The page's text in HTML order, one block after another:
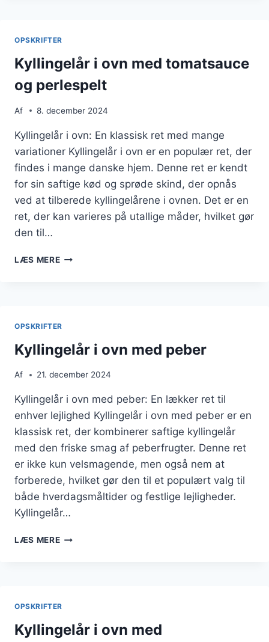
OPSKRIFTER
Kyllingelår i ovn med tomatsauce
og perlespelt
Af 8. december 2024
Kyllingelår i ovn: En klassisk ret med mange
variationer Kyllingelår i ovn er en populær ret, der
findes i mange danske hjem. Denne ret er kendt
for sin saftige kød og sprøde skind, der opnås
ved at tilberede kyllingelårene i ovnen. Det er en
ret, der kan varieres på utallige måder, hvilket gør
den til…
LÆS MEREKYLLINGELÅR
OPSKRIFTER
Kyllingelår i ovn med peber
Af 21. december 2024
Kyllingelår i ovn med peber: En lækker ret til
enhver lejlighed Kyllingelår i ovn med peber er en
klassisk ret, der kombinerer saftige kyllingelår
med den friske smag af peberfrugter. Denne ret
er ikke kun velsmagende, men også nem at
forberede, hvilket gør den til et populært valg til
både hverdagsmåltider og festlige lejligheder.
Kyllingelår…
LÆS MEREKYLLINGELÅR
OPSKRIFTER
Kyllingelår i ovn med